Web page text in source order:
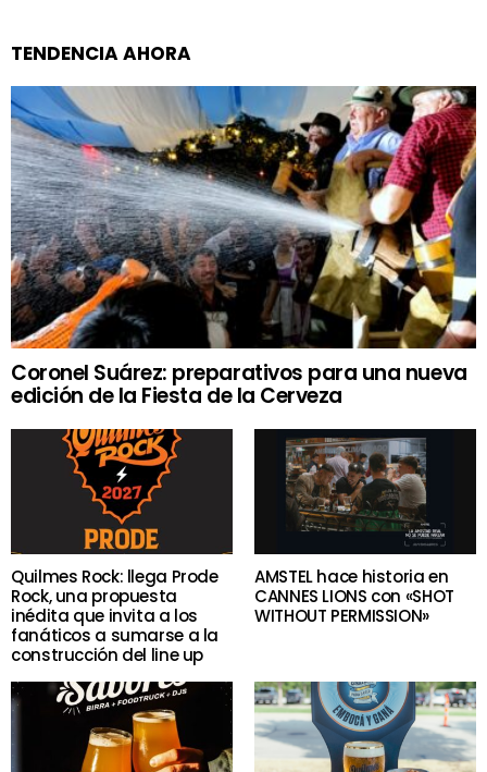
TENDENCIA AHORA
Coronel Suárez: preparativos para una nueva
edición de la Fiesta de la Cerveza
Quilmes Rock: llega Prode
Rock, una propuesta
inédita que invita a los
fanáticos a sumarse a la
construcción del line up
AMSTEL hace historia en
CANNES LIONS con «SHOT
WITHOUT PERMISSION»